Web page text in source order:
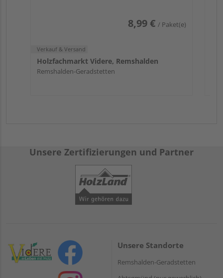
8,99 € / Paket(e)
Verkauf & Versand
Holzfachmarkt Videre, Remshalden
Remshalden-Geradstetten
Unsere Zertifizierungen und Partner
Unsere Standorte
Remshalden-Geradstetten